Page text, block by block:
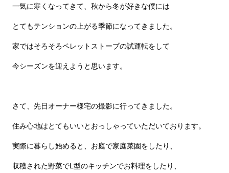
一気に寒くなってきて、秋から冬が好きな僕には
とてもテンションの上がる季節になってきました。
家ではそろそろペレットストーブの試運転をして
今シーズンを迎えようと思います。
さて、先日オーナー様宅の撮影に行ってきました。
住み心地はとてもいいとおっしゃっていただいております。
実際に暮らし始めると、お庭で家庭菜園をしたり、
収穫された野菜でL型のキッチンでお料理をしたり、